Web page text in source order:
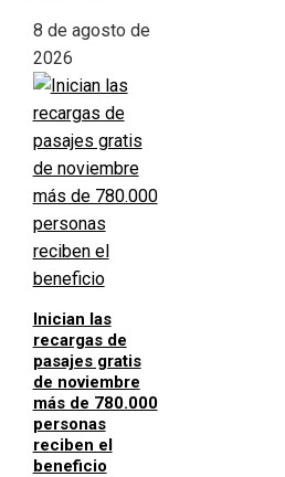
8 de agosto de
2026
Inician las
recargas de
pasajes gratis
de noviembre
más de 780.000
personas
reciben el
beneficio